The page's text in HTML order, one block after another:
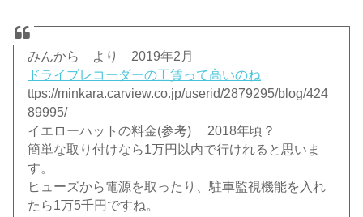
みんから より 2019年2月
ドライブレコーダーの工賃って高いのね
ttps://minkara.carview.co.jp/userid/2879295/blog/424
89995/
イエローハットの料金(参考) 2018年頃？
簡単な取り付けなら1万円以内で行けれると思いま
す。
ヒューズから電源を取ったり、駐車監視機能を入れ
たら1万5千円ですね。